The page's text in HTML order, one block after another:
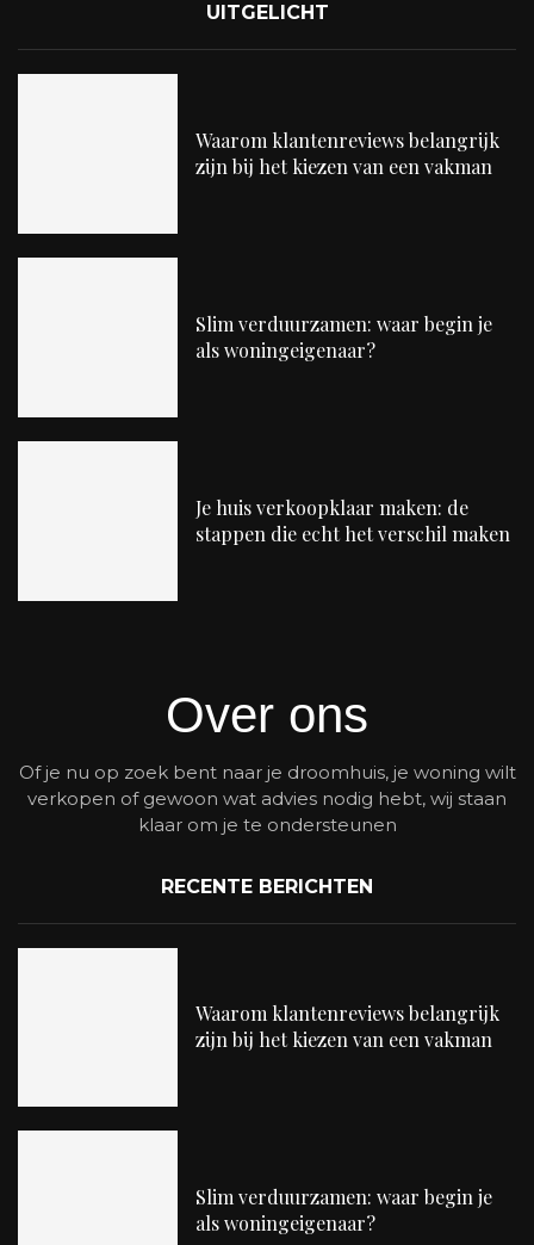
UITGELICHT
Waarom klantenreviews belangrijk
zijn bij het kiezen van een vakman
Slim verduurzamen: waar begin je
als woningeigenaar?
Je huis verkoopklaar maken: de
stappen die echt het verschil maken
Over ons
Of je nu op zoek bent naar je droomhuis, je woning wilt
verkopen of gewoon wat advies nodig hebt, wij staan
klaar om je te ondersteunen
RECENTE BERICHTEN
Waarom klantenreviews belangrijk
zijn bij het kiezen van een vakman
Slim verduurzamen: waar begin je
als woningeigenaar?